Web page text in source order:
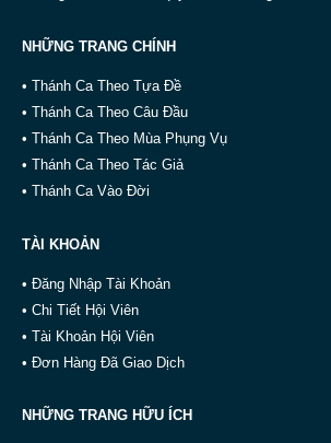
NHỮNG TRANG CHÍNH
• Thánh Ca Theo Tựa Đề
• Thánh Ca Theo Câu Đầu
• Thánh Ca Theo Mùa Phụng Vụ
• Thánh Ca Theo Tác Giả
• Thánh Ca Vào Đời
TÀI KHOẢN
• Đăng Nhập Tài Khoản
• Chi Tiết Hội Viên
• Tài Khoản Hội Viên
• Đơn Hàng Đã Giao Dịch
NHỮNG TRANG HỮU ÍCH